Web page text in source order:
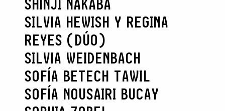
SHINJI NAKABA
SILVIA HEWISH Y REGINA
REYES (DÚO)
SILVIA WEIDENBACH
SOFÍA BETECH TAWIL
SOFÍA NOUSAIRI BUCAY